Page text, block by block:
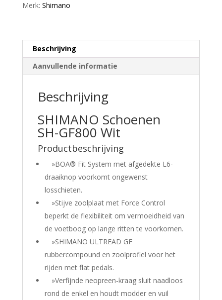
Merk: Shimano
Beschrijving
Aanvullende informatie
Beschrijving
SHIMANO Schoenen
SH-GF800 Wit
Productbeschrijving
»BOA® Fit System met afgedekte L6-
draaiknop voorkomt ongewenst
losschieten.
»Stijve zoolplaat met Force Control
beperkt de flexibiliteit om vermoeidheid van
de voetboog op lange ritten te voorkomen.
»SHIMANO ULTREAD GF
rubbercompound en zoolprofiel voor het
rijden met flat pedals.
»Verfijnde neopreen-kraag sluit naadloos
rond de enkel en houdt modder en vuil